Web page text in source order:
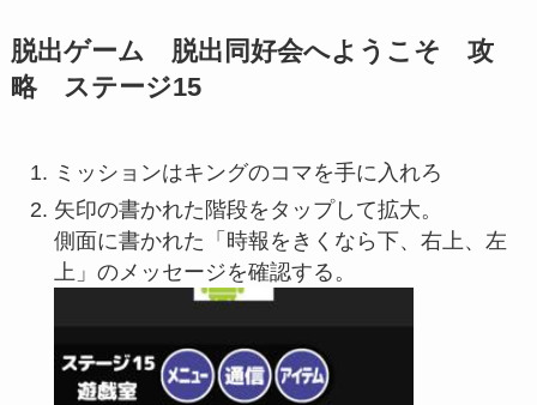
脱出ゲーム 脱出同好会へようこそ 攻
略 ステージ15
ミッションはキングのコマを手に入れろ
矢印の書かれた階段をタップして拡大。
側面に書かれた「時報をきくなら下、右上、左
上」のメッセージを確認する。